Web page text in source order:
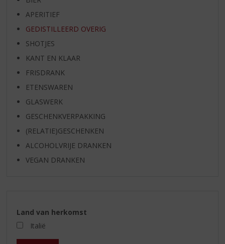
APERITIEF
GEDISTILLEERD OVERIG
SHOTJES
KANT EN KLAAR
FRISDRANK
ETENSWAREN
GLASWERK
GESCHENKVERPAKKING
(RELATIE)GESCHENKEN
ALCOHOLVRIJE DRANKEN
VEGAN DRANKEN
Land van herkomst
Italië